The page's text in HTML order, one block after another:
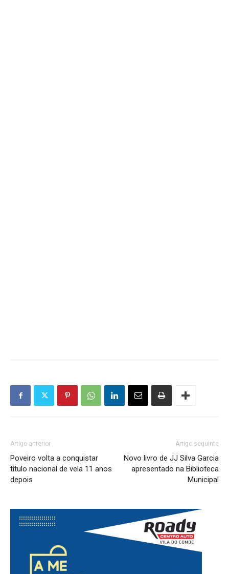
Artigo anterior
Poveiro volta a conquistar
título nacional de vela 11 anos
depois
Artigo seguinte
Novo livro de JJ Silva Garcia
apresentado na Biblioteca
Municipal